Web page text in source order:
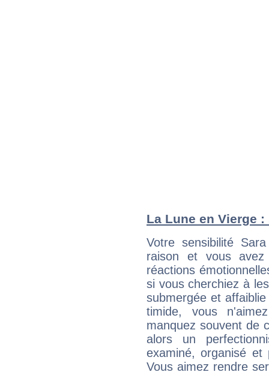
La Lune en Vierge
Votre sensibilité
raison et vous
réactions
si vous cherchiez à
submergée et
timide, vous
manquez souvent de
alors un
examiné, organisé et
Vous aimez rendre